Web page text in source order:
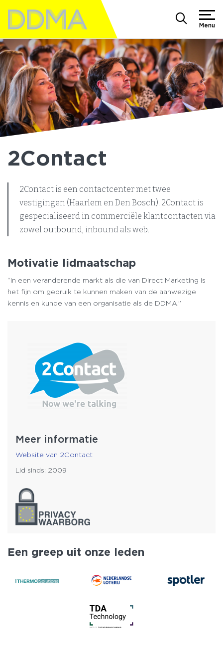
Menu
2Contact
2Contact is een contactcenter met twee
vestigingen (Haarlem en Den Bosch). 2Contact is
gespecialiseerd in commerciële klantcontacten via
zowel outbound, inbound als web.
Motivatie lidmaatschap
“In een veranderende markt als die van Direct Marketing is
het fijn om gebruik te kunnen maken van de aanwezige
kennis en kunde van een organisatie als de DDMA.”
Meer informatie
Website van 2Contact
Lid sinds: 2009
Een greep uit onze leden